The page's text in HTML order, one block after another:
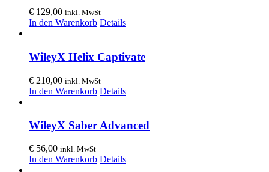
€ 129,00 inkl. MwSt
In den Warenkorb Details
WileyX Helix Captivate
€ 210,00 inkl. MwSt
In den Warenkorb Details
WileyX Saber Advanced
€ 56,00 inkl. MwSt
In den Warenkorb Details